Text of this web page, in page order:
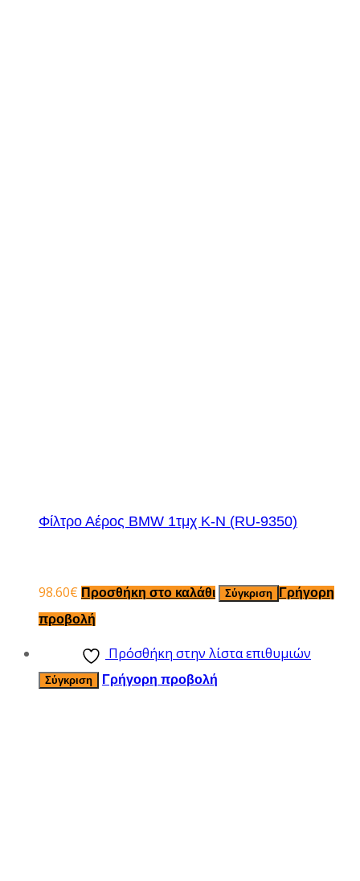
Φίλτρο Αέρος BMW 1τμχ K-N (RU-9350)
98.60€ Προσθήκη στο καλάθι Σύγκριση
Γρήγορη
προβολή
Πρόσθήκη στην λίστα επιθυμιών
Σύγκριση Γρήγορη προβολή